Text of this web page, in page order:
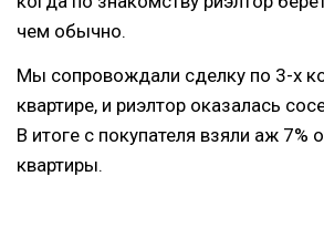
чем обычно.
Мы сопровождали сделку по 3-х
квартире, и риэлтор оказалась
В итоге с покупателя взяли аж 7%
квартиры.